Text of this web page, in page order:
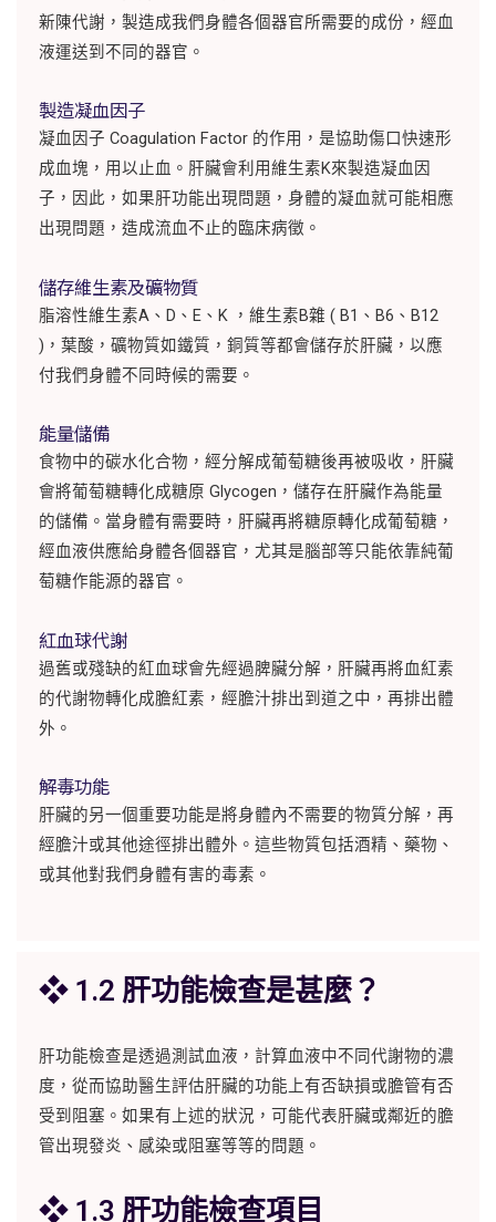
新陳代謝，製造成我們身體各個器官所需要的成份，經血
液運送到不同的器官。
製造凝血因子
凝血因子 Coagulation Factor 的作用，是協助傷口快速形
成血塊，用以止血。肝臟會利用維生素K來製造凝血因
子，因此，如果肝功能出現問題，身體的凝血就可能相應
出現問題，造成流血不止的臨床病徵。
儲存維生素及礦物質
脂溶性維生素A、D、E、K ，維生素B雜 ( B1、B6、B12
)，葉酸，礦物質如鐵質，銅質等都會儲存於肝臟，以應
付我們身體不同時候的需要。
能量儲備
食物中的碳水化合物，經分解成葡萄糖後再被吸收，肝臟
會將葡萄糖轉化成糖原 Glycogen，儲存在肝臟作為能量
的儲備。當身體有需要時，肝臟再將糖原轉化成葡萄糖，
經血液供應給身體各個器官，尤其是腦部等只能依靠純葡
萄糖作能源的器官。
紅血球代謝
過舊或殘缺的紅血球會先經過脾臟分解，肝臟再將血紅素
的代謝物轉化成膽紅素，經膽汁排出到道之中，再排出體
外。
解毒功能
肝臟的另一個重要功能是將身體內不需要的物質分解，再
經膽汁或其他途徑排出體外。這些物質包括酒精、藥物、
或其他對我們身體有害的毒素。
❖ 1.2 肝功能檢查是甚麼？
肝功能檢查是透過測試血液，計算血液中不同代謝物的濃
度，從而協助醫生評估肝臟的功能上有否缺損或膽管有否
受到阻塞。如果有上述的狀況，可能代表肝臟或鄰近的膽
管出現發炎、感染或阻塞等等的問題。
❖ 1.3 肝功能檢查項目